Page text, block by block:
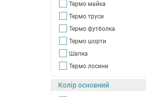
Термо майка
Термо труси
Термо футболка
Термо шорти
Шапка
Термо лосини
Колір основний